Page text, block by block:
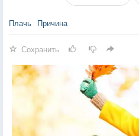
Плачь Причина
Сохранить